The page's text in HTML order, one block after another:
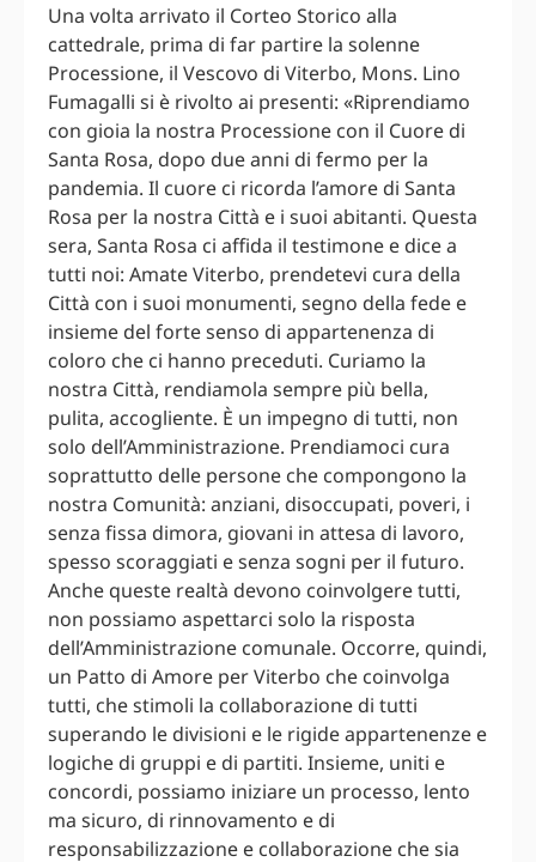
Una volta arrivato il Corteo Storico alla
cattedrale, prima di far partire la solenne
Processione, il Vescovo di Viterbo, Mons. Lino
Fumagalli si è rivolto ai presenti: «Riprendiamo
con gioia la nostra Processione con il Cuore di
Santa Rosa, dopo due anni di fermo per la
pandemia. Il cuore ci ricorda l’amore di Santa
Rosa per la nostra Città e i suoi abitanti. Questa
sera, Santa Rosa ci affida il testimone e dice a
tutti noi: Amate Viterbo, prendetevi cura della
Città con i suoi monumenti, segno della fede e
insieme del forte senso di appartenenza di
coloro che ci hanno preceduti. Curiamo la
nostra Città, rendiamola sempre più bella,
pulita, accogliente. È un impegno di tutti, non
solo dell’Amministrazione. Prendiamoci cura
soprattutto delle persone che compongono la
nostra Comunità: anziani, disoccupati, poveri, i
senza fissa dimora, giovani in attesa di lavoro,
spesso scoraggiati e senza sogni per il futuro.
Anche queste realtà devono coinvolgere tutti,
non possiamo aspettarci solo la risposta
dell’Amministrazione comunale. Occorre, quindi,
un Patto di Amore per Viterbo che coinvolga
tutti, che stimoli la collaborazione di tutti
superando le divisioni e le rigide appartenenze e
logiche di gruppi e di partiti. Insieme, uniti e
concordi, possiamo iniziare un processo, lento
ma sicuro, di rinnovamento e di
responsabilizzazione e collaborazione che sia